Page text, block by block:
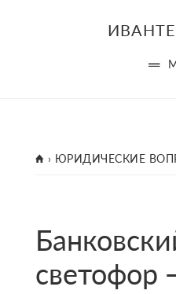
ГЛАВНАЯ
› ЮРИДИЧЕСКИЕ
светофор